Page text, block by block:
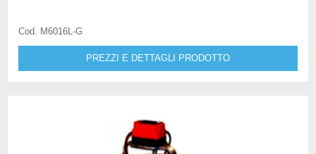
Cod. M6016L-G
PREZZI E DETTAGLI PRODOTTO